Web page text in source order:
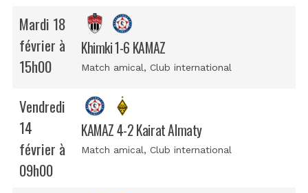
Mardi 18
février à
15h00
Khimki 1-6 KAMAZ
Match amical, Club international
Vendredi
14
février à
09h00
KAMAZ 4-2 Kairat Almaty
Match amical, Club international